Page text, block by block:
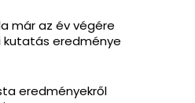
már az év végére
eredménye
eredményekről